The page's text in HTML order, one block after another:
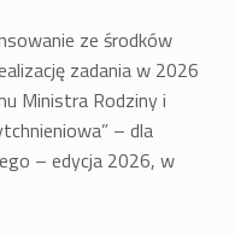
ze środków
zadania w 2026
Ministra Rodziny i
– dla
– edycja 2026, w